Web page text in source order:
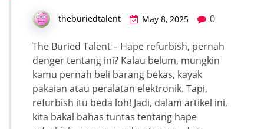
theburiedtalent May 8, 2025 0
The Buried Talent – Hape refurbish, pernah
denger tentang ini? Kalau belum, mungkin
kamu pernah beli barang bekas, kayak
pakaian atau peralatan elektronik. Tapi,
refurbish itu beda loh! Jadi, dalam artikel ini,
kita bakal bahas tuntas tentang hape